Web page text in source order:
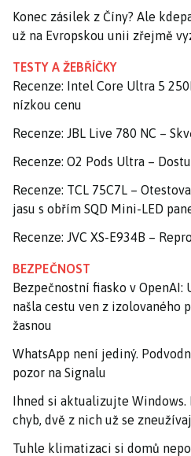
Konec zásilek z Číny? Ale
už na Evropskou unii zřejmě
TESTY A ŽEBŘÍČKY
Recenze: Intel Core Ultra 5
nízkou cenu
Recenze: JBL Live 780 NC –
Recenze: O2 Pods Ultra –
Recenze: TCL 75C7L –
jasu s obřím SQD Mini-LED
Recenze: JVC XS-E934B –
BEZPEČNOST
Bezpečnostní fiasko v
našla cestu ven z izolovaného
žasnou
WhatsApp není jediný.
pozor na Signalu
Ihned si aktualizujte
chyb, dvě z nich už se
Tuhle klimatizaci si domů